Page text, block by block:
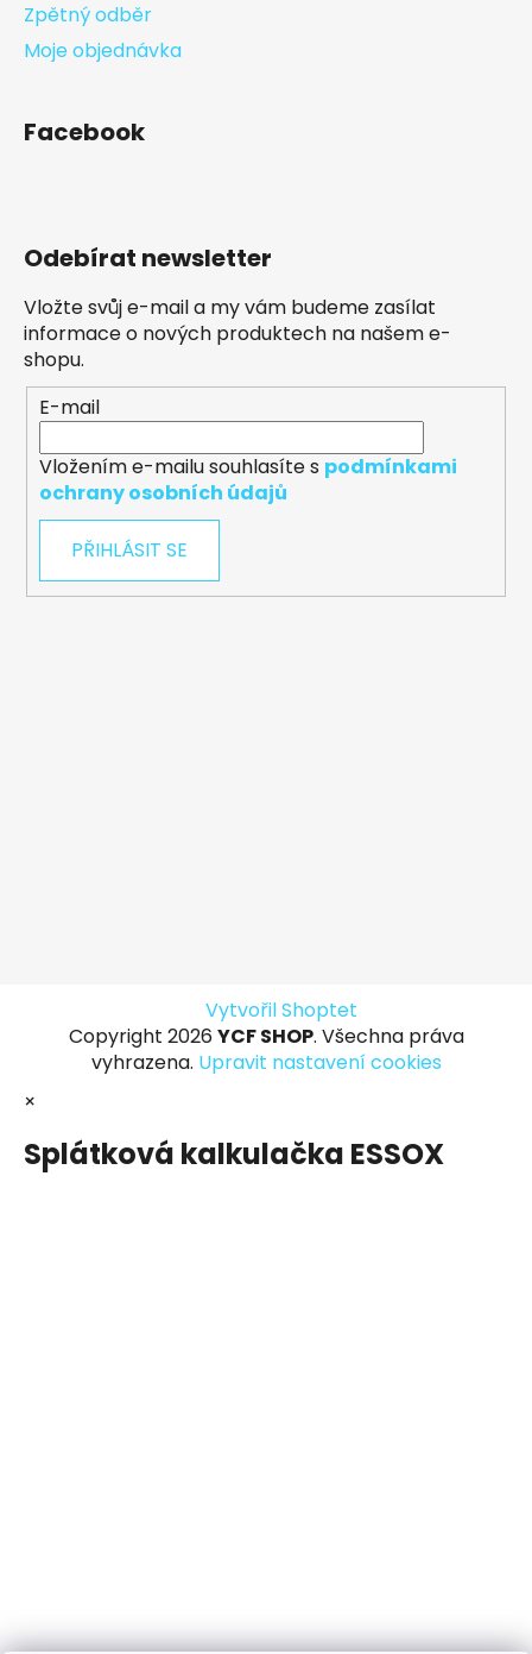
Zpětný odběr
Moje objednávka
Facebook
Odebírat newsletter
Vložte svůj e-mail a my vám budeme zasílat
informace o nových produktech na našem e-
shopu.
E-mail
Vložením e-mailu souhlasíte s podmínkami
ochrany osobních údajů
PŘIHLÁSIT SE
Vytvořil Shoptet
Copyright 2026 YCF SHOP. Všechna práva
vyhrazena. Upravit nastavení cookies
×
Splátková kalkulačka ESSOX